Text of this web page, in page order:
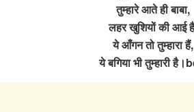
तुम्हारे आते ही बाबा,
लहर खुशियों की आई
ये आँगन तो तुम्हारा हैं,
ये बगिया भी तुम्हारी